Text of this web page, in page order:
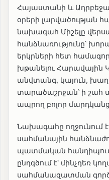
Հայաստանի և
օրերի լարվածության
նախագահ Միշելը
հանձնառությունը՝
երկրների հետ
խթանելու Հարավային
անվտանգ, կայուն,
տարածաշրջան՝ ի շահ
ապրող բոլոր
Նախագահը ողջունում է
սահմանային
պատմական
ընդգծում է՝ մինչդեռ
սահմանազատման